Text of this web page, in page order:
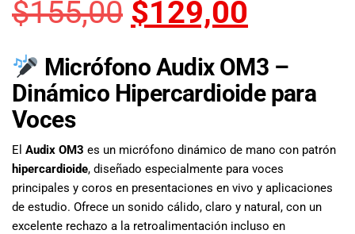
musicales.
Nuestro equipo
música está
ayudarte a
equipo de
audio
adecuado para
ti, y ofrecerte el
mejor servicio
$155,00 $129,00
Micrófono Audix OM3 –
Dinámico Hipercardioide para
Voces
El Audix OM3 es un micrófono dinámico de mano con patrón
hipercardioide, diseñado especialmente para voces
principales y coros en presentaciones en vivo y aplicaciones
de estudio. Ofrece un sonido cálido, claro y natural, con un
excelente rechazo a la retroalimentación incluso en